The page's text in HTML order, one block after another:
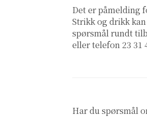
Det er påmelding
Strikk og drikk
spørsmål rundt
eller telefon 23 31
Har du spørsmål